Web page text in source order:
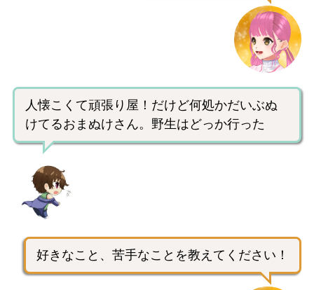
人懐こくて頑張り屋！だけど何処かだいぶぬ
けてるおまぬけさん。野生はどっか行った
好きなこと、苦手なことを教えてください！